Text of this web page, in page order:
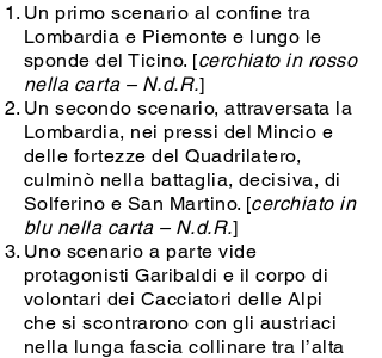
Un primo scenario al confine tra
Lombardia e Piemonte e lungo le
sponde del Ticino. [cerchiato in rosso
nella carta – N.d.R.]
Un secondo scenario, attraversata la
Lombardia, nei pressi del Mincio e
delle fortezze del Quadrilatero,
culminò nella battaglia, decisiva, di
Solferino e San Martino. [cerchiato in
blu nella carta – N.d.R.]
Uno scenario a parte vide
protagonisti Garibaldi e il corpo di
volontari dei Cacciatori delle Alpi
che si scontrarono con gli austriaci
nella lunga fascia collinare tra l’alta